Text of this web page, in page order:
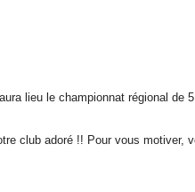
lieu le championnat régional
club adoré !! Pour vous